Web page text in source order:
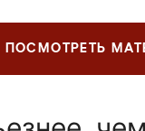
ПОСМОТРЕТЬ